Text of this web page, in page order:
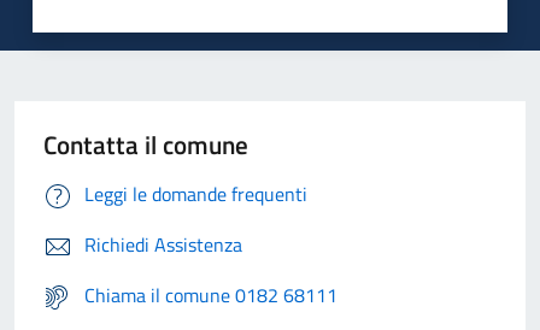
Contatta il comune
Leggi le domande frequenti
Richiedi Assistenza
Chiama il comune 0182 68111